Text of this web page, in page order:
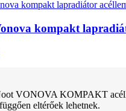
kompakt
VONOVA KOMPAKT
eltérőek lehetnek.